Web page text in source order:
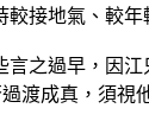
接地氣、較
之過早，因
渡成真，須視